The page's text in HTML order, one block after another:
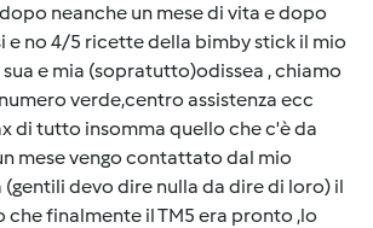
neanche un mese di vita e dopo
e no 4/5 ricette della bimby stick il mio
e mia (sopratutto)odissea , chiamo
verde,centro assistenza ecc
di tutto insomma quello che c'è da
mese vengo contattato dal mio
(gentili devo dire nulla da dire di loro) il
che finalmente il TM5 era pronto ,lo